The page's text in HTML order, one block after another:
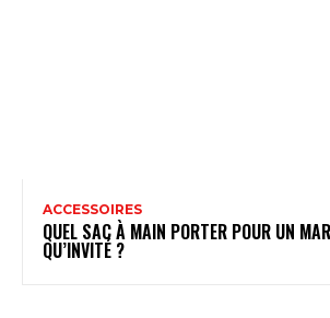
ACCESSOIRES
QUEL SAC À MAIN PORTER POUR UN
QU’INVITÉ ?